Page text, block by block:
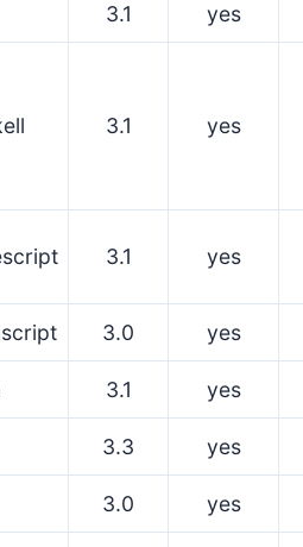
3.1 yes
3.1 yes
3.1 yes
3.0 yes
3.1 yes
3.3 yes
3.0 yes